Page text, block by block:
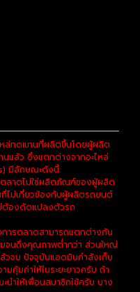
ล่ทดแทนที่ผลิตขึ้นโดยผู้ผลิต
แล้ว ซึ่งแตกต่างจากอะไหล่
มีลักษณะดังนี้:
ลาดไม่ใช่ผลิตภัณฑ์ของผู้ผลิต
ไม่เกี่ยวข้องกับผู้ผลิตรถยนต์
ต้องดัดแปลงตัวรถ
ารตลาดสามารถแตกต่างกัน
จนถึงคุณภาพต่ำกว่า ส่วนใหญ่
วจบ ปัจจุบันแอดมินกำลังเก็บ
คุ้มค่าให้ในระยะยาวครับ ถ้า
นำให้เพื่อนสมาชิกใช้ครับ บาง